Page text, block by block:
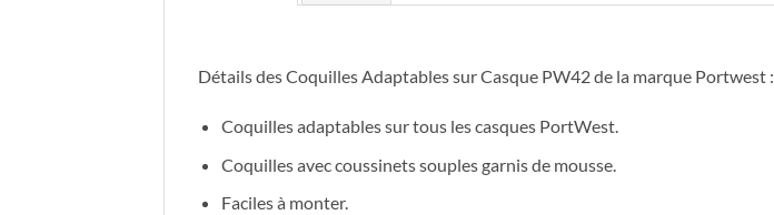
Détails des Coquilles Adaptables sur Casque PW42 de la marque Portwest :
Coquilles adaptables sur tous les casques PortWest.
Coquilles avec coussinets souples garnis de mousse.
Faciles à monter.